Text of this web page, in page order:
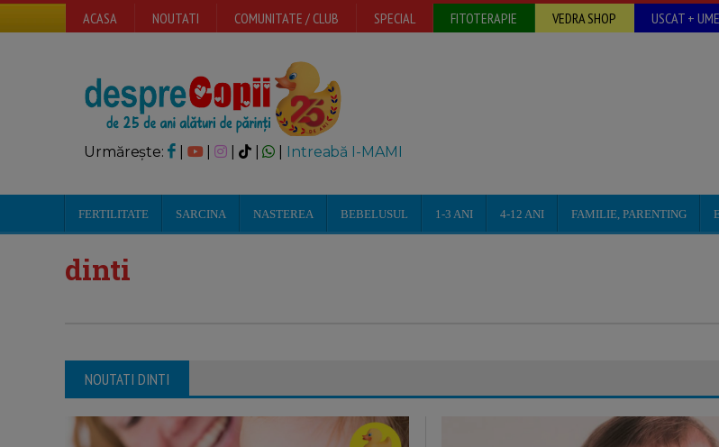
ACASA NOUTATI COMUNITATE / CLUB SPECIAL FITOTERAPIE VEDRA SHOP USCAT +
Urmărește: | | Intreabă I-MAMI
FERTILITATE SARCINA NASTEREA BEBELUSUL 1-3 ANI 4-12 ANI FAMILIE, PARENTING
dinti
NOUTATI DINTI